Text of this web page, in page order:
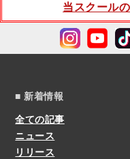
当スクール
■ 新着情報
全ての記事
ニュース
リリース